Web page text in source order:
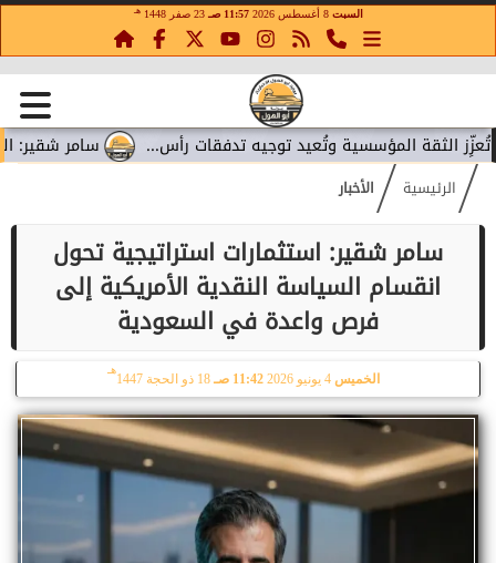
السبت 8 أغسطس 2026 11:57 صـ 23 صفر 1448 هـ
سامر شقير: المواني المؤسسية وتُعيد توجيه تدفقات رأس...
الرئيسية الأخبار
سامر شقير: استثمارات استراتيجية تحول
انقسام السياسة النقدية الأمريكية إلى
فرص واعدة في السعودية
الخميس 11:42 صـ 18 ذو الحجة 1447
هـ